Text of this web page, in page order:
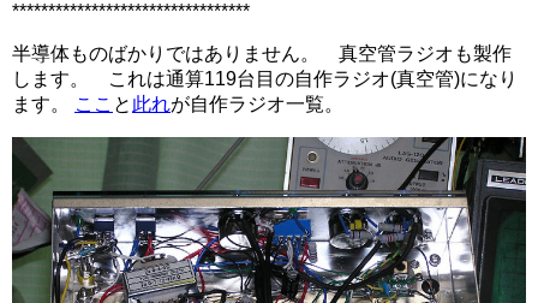
*********************************
半導体ものばかりではありません。 真空管ラジオも製作
します。 これは通算119台目の自作ラジオ(真空管)になり
ます。
ここ と 此れが自作ラジオ一覧。